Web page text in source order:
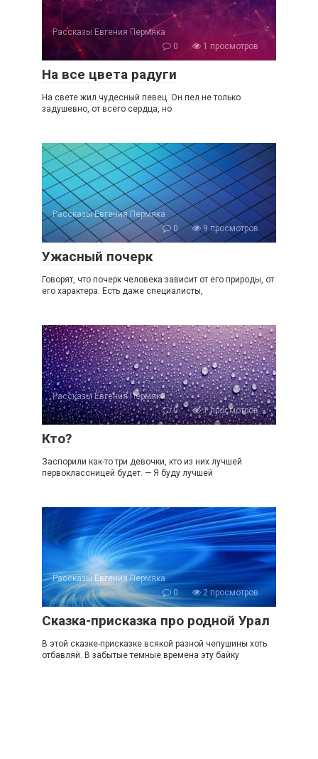
Рассказы Евгения Пермяка
0
1 просмотров
На все цвета радуги
На свете жил чудесный певец. Он пел не только
задушевно, от всего сердца, но
Рассказы Евгения Пермяка
0
9 просмотров
Ужасный почерк
Говорят, что почерк человека зависит от его природы, от
его характера. Есть даже специалисты,
Рассказы Евгения Пермяка
0
1 просмотров
Кто?
Заспорили как-то три девочки, кто из них лучшей
первоклассницей будет. — Я буду лучшей
Рассказы Евгения Пермяка
0
2 просмотров
Сказка-присказка про родной Урал
В этой сказке-присказке всякой разной чепушины хоть
отбавляй. В забытые темные времена эту байку